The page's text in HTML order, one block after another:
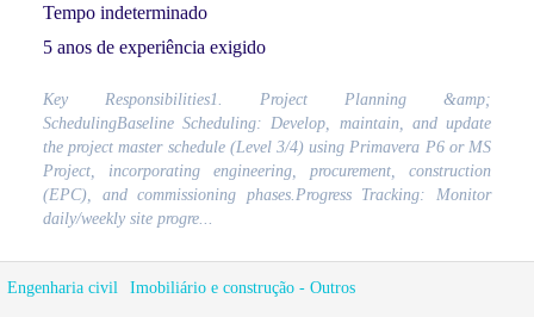
Tempo indeterminado
5 anos de experiência exigido
Key Responsibilities1. Project Planning &amp;
SchedulingBaseline Scheduling: Develop, maintain, and update
the project master schedule (Level 3/4) using Primavera P6 or MS
Project, incorporating engineering, procurement, construction
(EPC), and commissioning phases.Progress Tracking: Monitor
daily/weekly site progre...
Engenharia civil Imobiliário e construção - Outros